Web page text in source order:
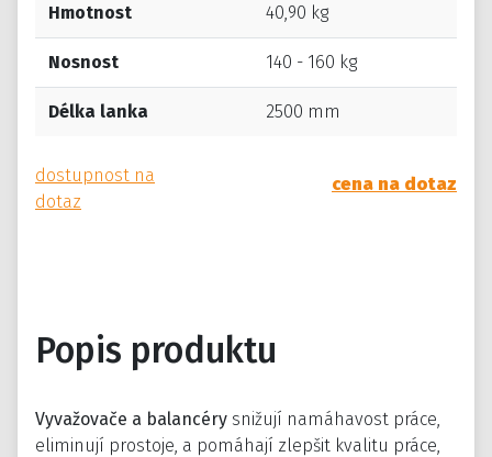
Hmotnost 40,90 kg
Nosnost 140 - 160 kg
Délka lanka 2500 mm
dostupnost na
dotaz
cena na dotaz
Popis produktu
Vyvažovače a balancéry snižují namáhavost práce,
eliminují prostoje, a pomáhají zlepšit kvalitu práce,